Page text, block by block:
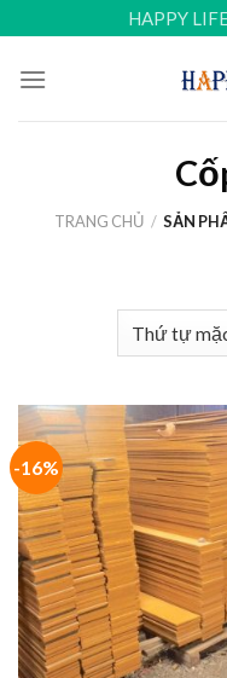
to
content
HAPPY
TRANG CHỦ / SẢN
-16%